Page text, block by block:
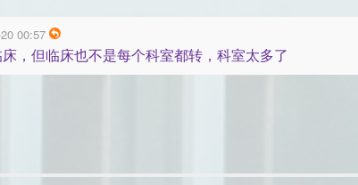
00:57
，但临床也不是每个科室都转，科室太多了